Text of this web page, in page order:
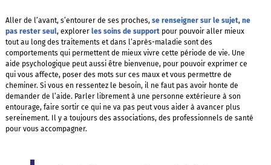
Aller de l’avant, s’entourer de ses proches, se renseigner sur le sujet, ne
pas rester seul, explorer les soins de supportpour pouvoir aller mieux
tout au long des traitements et dans l’après-maladie sont des
comportements qui permettent de mieux vivre cette période de vie. Une
aide psychologique peut aussi être bienvenue, pour pouvoir exprimer ce
qui vous affecte, poser des mots sur ces maux et vous permettre de
cheminer. Si vous en ressentez le besoin, il ne faut pas avoir honte de
demander de l’aide. Parler librement à une personne extérieure à son
entourage, faire sortir ce qui ne va pas peut vous aider à avancer plus
sereinement. Il y a toujours des associations, des professionnels de santé
pour vous accompagner.